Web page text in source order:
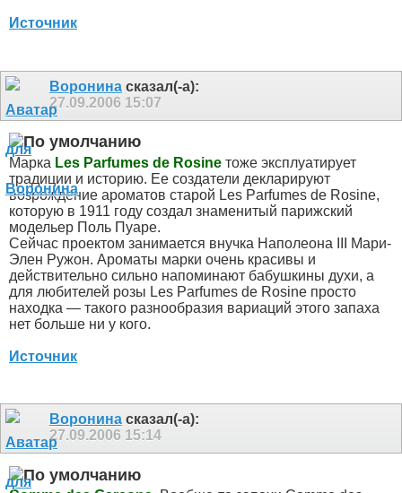
Источник
Воронина сказал(-а):
27.09.2006 15:07
Маpка Les Parfumes de Rosine тоже эксплуатирует
традиции и историю. Ее создатели декларируют
возрождение ароматов старой Les Parfumes de Rosine,
которую в 1911 году создал знаменитый парижский
модельер Поль Пуаре.
Сейчас проектом занимается внучка Наполеона III Мари-
Элен Ружон. Ароматы марки очень красивы и
действительно сильно напоминают бабушкины духи, а
для любителей розы Les Parfumes de Rosine просто
находка — такого разнообразия вариаций этого запаха
нет больше ни у кого.
Источник
Воронина сказал(-а):
27.09.2006 15:14